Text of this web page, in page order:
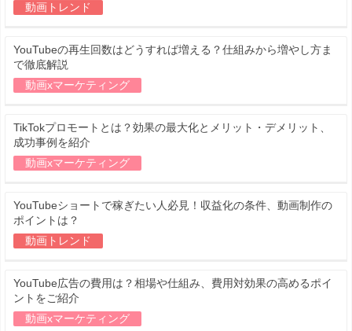
動画トレンド
YouTubeの再生回数はどうすれば増える？仕組みから増やし方ま
で徹底解説
動画xマーケティング
TikTokプロモートとは？効果の最大化とメリット・デメリット、
成功事例を紹介
動画xマーケティング
YouTubeショートで稼ぎたい人必見！収益化の条件、動画制作の
ポイントは？
動画トレンド
YouTube広告の費用は？相場や仕組み、費用対効果の高めるポイ
ントをご紹介
動画xマーケティング